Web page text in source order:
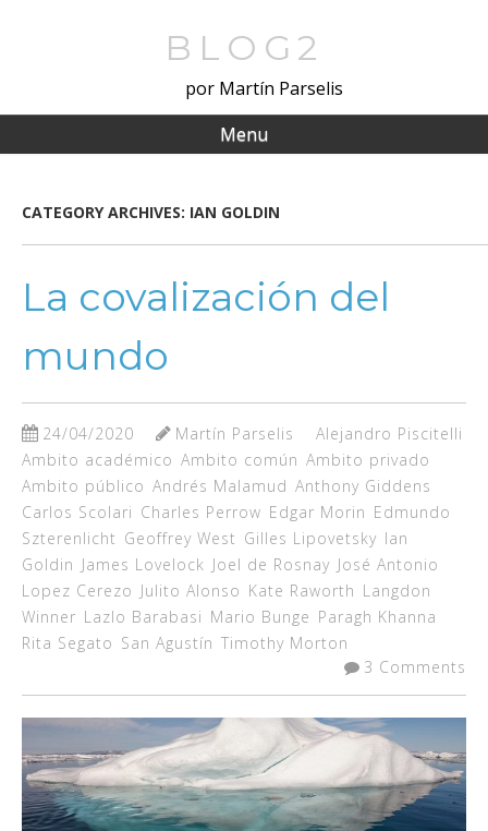
BLOG2
por Martín Parselis
Menu
CATEGORY ARCHIVES: IAN GOLDIN
La covalización del
mundo
24/04/2020 Martín Parselis
Alejandro Piscitelli
Ambito académico Ambito común Ambito privado
Ambito público Andrés Malamud Anthony Giddens
Carlos Scolari Charles Perrow Edgar Morin Edmundo
Szterenlicht Geoffrey West Gilles Lipovetsky Ian
Goldin James Lovelock Joel de Rosnay José Antonio
Lopez Cerezo Julito Alonso Kate Raworth Langdon
Winner Lazlo Barabasi Mario Bunge Paragh Khanna
Rita Segato San Agustín Timothy Morton
3 Comments